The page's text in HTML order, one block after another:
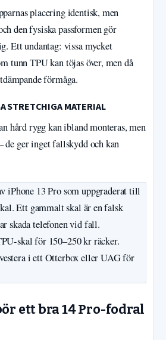
placering identisk, men
den fysiska passformen gör
Ett undantag: vissa mycket
tunn TPU kan töjas över, men då
förmåga.
STRETCHIGA MATERIAL
hård rygg kan ibland monteras, men
de ger inget fallskydd och kan
iPhone 13 Pro som uppgraderat till
Ett gammalt skal är en falsk
skada telefonen vid fall.
skal för 150–250 kr räcker.
i ett Otterbox eller UAG för
ett bra 14 Pro-fodral